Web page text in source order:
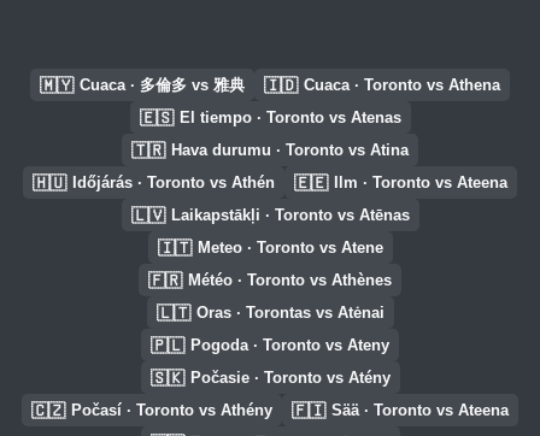
🇲🇾 Cuaca · 多倫多 vs 雅典 🇮🇩 Cuaca · Toronto vs Athena
🇪🇸 El tiempo · Toronto vs Atenas
🇹🇷 Hava durumu · Toronto vs Atina
🇭🇺 Időjárás · Toronto vs Athén 🇪🇪 Ilm · Toronto vs Ateena
🇱🇻 Laikapstākļi · Toronto vs Atēnas
🇮🇹 Meteo · Toronto vs Atene
🇫🇷 Météo · Toronto vs Athènes
🇱🇹 Oras · Torontas vs Atėnai
🇵🇱 Pogoda · Toronto vs Ateny
🇸🇰 Počasie · Toronto vs Atény
🇨🇿 Počasí · Toronto vs Athény 🇫🇮 Sää · Toronto vs Ateena